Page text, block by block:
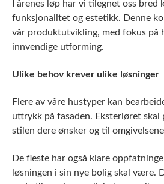
I årenes løp har vi tilegnet oss bred
funksjonalitet og estetikk. Denne
vår produktutvikling, med fokus på
innvendige utforming.
Ulike behov krever ulike løsninger
Flere av våre hustyper kan
uttrykk på fasaden. Eksteriøret skal
stilen dere ønsker og til
De fleste har også klare
løsningen i sin nye bolig skal være.